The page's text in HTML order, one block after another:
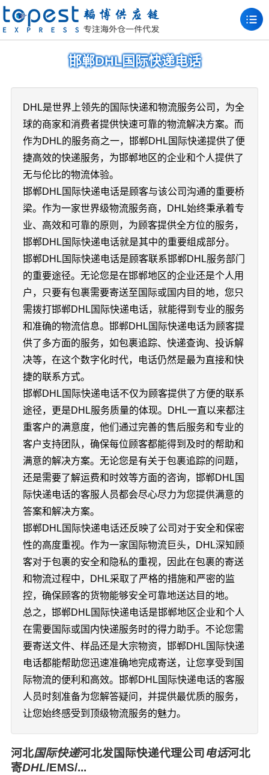
邯郸DHL国际快递电话
DHL是世界上领先的国际快递和物流服务公司，为全
球的商家和消费者提供快速可靠的物流解决方案。而
作为DHL的服务商之一，邯郸DHL国际快递提供了便
捷高效的快递服务，为邯郸地区的企业和个人提供了
无与伦比的物流体验。
邯郸DHL国际快递电话是顾客与该公司沟通的重要桥
梁。作为一家世界级物流服务商，DHL始终秉承着专
业、高效和可靠的原则，为顾客提供全方位的服务，
邯郸DHL国际快递电话就是其中的重要组成部分。
邯郸DHL国际快递电话是顾客联系邯郸DHL服务部门
的重要途径。无论您是在邯郸地区的企业还是个人用
户，只要有包裹需要寄送至国际或国内目的地，您只
需拨打邯郸DHL国际快递电话，就能得到专业的服务
和准确的物流信息。邯郸DHL国际快递电话为顾客提
供了多方面的服务，如包裹追踪、快递查询、投诉解
决等，在这个数字化时代，电话仍然是最为直接和快
捷的联系方式。
邯郸DHL国际快递电话不仅为顾客提供了方便的联系
途径，更是DHL服务质量的体现。DHL一直以来都注
重客户的满意度，他们通过完善的售后服务和专业的
客户支持团队，确保每位顾客都能得到及时的帮助和
满意的解决方案。无论您是有关于包裹追踪的问题，
还是需要了解运费和时效等方面的咨询，邯郸DHL国
际快递电话的客服人员都会尽心尽力为您提供满意的
答案和解决方案。
邯郸DHL国际快递电话还反映了公司对于安全和保密
性的高度重视。作为一家国际物流巨头，DHL深知顾
客对于包裹的安全和隐私的重视，因此在包裹的寄送
和物流过程中，DHL采取了严格的措施和严密的监
控，确保顾客的货物能够安全可靠地送达目的地。
总之，邯郸DHL国际快递电话是邯郸地区企业和个人
在需要国际或国内快递服务时的得力助手。不论您需
要寄送文件、样品还是大宗物资，邯郸DHL国际快递
电话都能帮助您迅速准确地完成寄送，让您享受到国
际物流的便利和高效。邯郸DHL国际快递电话的客服
人员时刻准备为您解答疑问，并提供最优质的服务，
让您始终感受到顶级物流服务的魅力。
河北国际快递河北发国际快递代理公司 电话河北
寄DHL/EMS/...